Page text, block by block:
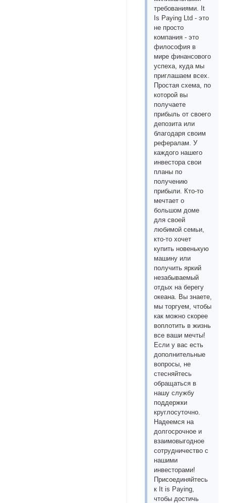
требованиями. It
Is Paying Ltd - это
не просто
компания - это
философия в
мире финансового
успеха, куда мы
приглашаем всех.
Простая схема, по
которой вы
получаете
прибыль от своего
депозита или
благодаря своим
рефералам. У
каждого нашего
инвестора свои
планы по
получению
прибыли. Кто-то
мечтает о
большом доме
для своей
любимой семьи,
кто-то хочет
купить новенькую
машину или
получить яркий
незабываемый
отдых на берегу
океана. Вы знаете,
мы торгуем, чтобы
как можно скорее
воплотить в жизнь
все ваши мечты!
Если у вас есть
дополнительные
вопросы, не
стесняйтесь
обращаться в
нашу службу
поддержки
круглосуточно.
Надеемся на
долгосрочное и
взаимовыгодное
сотрудничество с
нашими
инвесторами!
Присоединяйтесь
к It is Paying,
чтобы достичь